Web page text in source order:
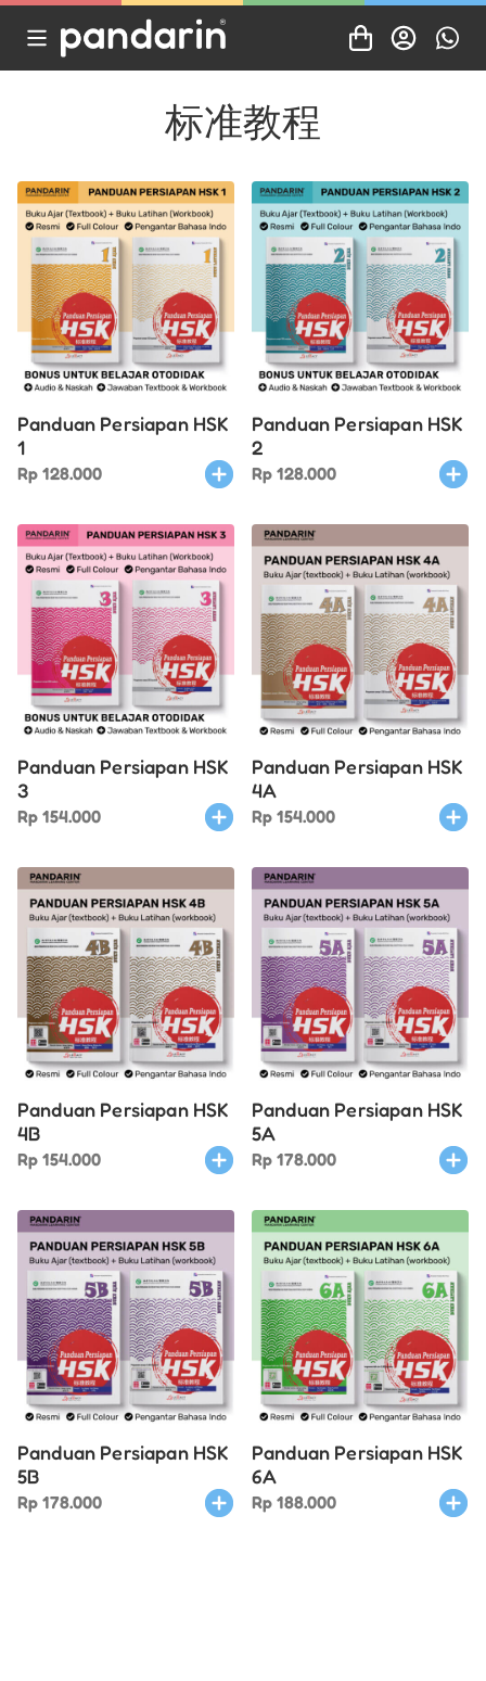
标准教程
Panduan Persiapan HSK
1
Rp 128.000
Panduan Persiapan HSK
2
Rp 128.000
Panduan Persiapan HSK
3
Rp 154.000
Panduan Persiapan HSK
4A
Rp 154.000
Panduan Persiapan HSK
4B
Rp 154.000
Panduan Persiapan HSK
5A
Rp 178.000
Panduan Persiapan HSK
5B
Rp 178.000
Panduan Persiapan HSK
6A
Rp 188.000